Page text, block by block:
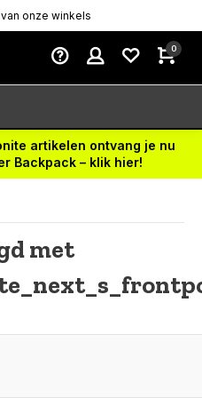
onze winkels
0
artikelen ontvang je nu
Backpack – klik hier!
met